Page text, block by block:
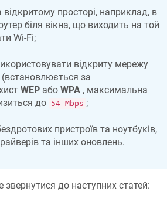
просторі, наприклад, в
біля вікна, що виходить на той
Wi-Fi;
відкриту мережу
за
WEPабо WPA , максимальна
до 54 Mbps ;
пристроїв та ноутбуків,
та інших оновлень.
до наступних статей: